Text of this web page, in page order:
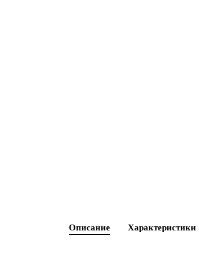
Описание Характеристики